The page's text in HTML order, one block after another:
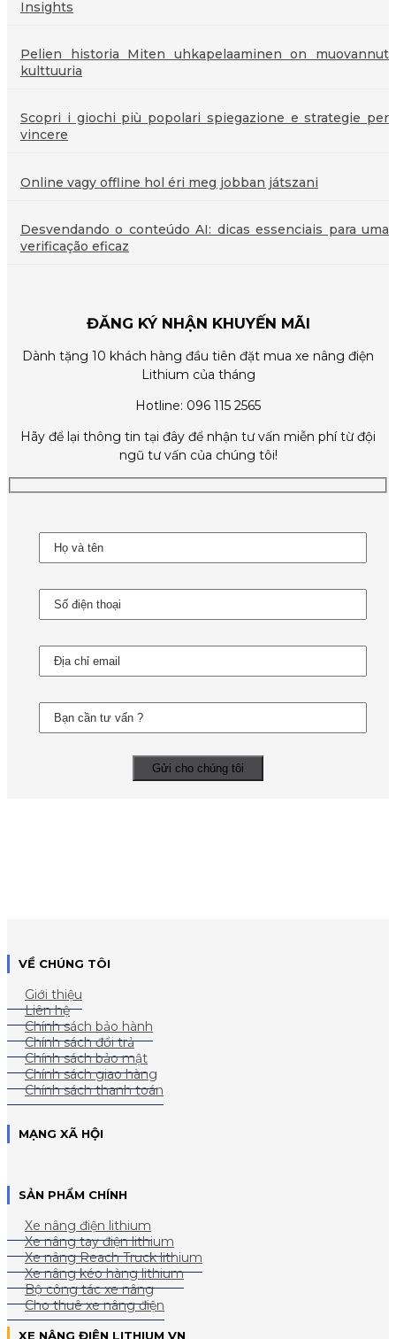
Insights
Pelien historia Miten uhkapelaaminen on muovannut
kulttuuria
Scopri i giochi più popolari spiegazione e strategie per
vincere
Online vagy offline hol éri meg jobban játszani
Desvendando o conteúdo AI: dicas essenciais para uma
verificação eficaz
ĐĂNG KÝ NHẬN KHUYẾN MÃI
Dành tặng 10 khách hàng đầu tiên đặt mua xe nâng điện
Lithium của tháng
Hotline: 096 115 2565
Hãy để lại thông tin tại đây để nhận tư vấn miễn phí từ đội
ngũ tư vấn của chúng tôi!
VỀ CHÚNG TÔI
Giới thiệu
Liên hệ
Chính sách bảo hành
Chính sách đổi trả
Chính sách bảo mật
Chính sách giao hàng
Chính sách thanh toán
MẠNG XÃ HỘI
SẢN PHẨM CHÍNH
Xe nâng điện lithium
Xe nâng tay điện lithium
Xe nâng Reach Truck lithium
Xe nâng kéo hàng lithium
Bộ công tác xe nâng
Cho thuê xe nâng điện
XE NÂNG ĐIỆN LITHIUM VN